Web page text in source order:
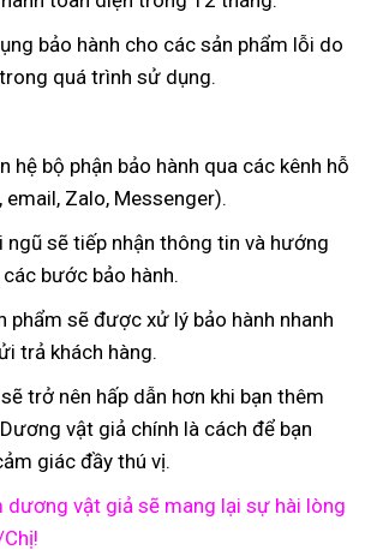
bảo hành cho các sản phẩm lỗi do
quá trình sử dụng.
hệ bộ phận bảo hành qua các kênh hỗ
Zalo, Messenger).
ngũ sẽ tiếp nhận thông tin và hướng
bước bảo hành.
phẩm sẽ được xử lý bảo hành nhanh
trả khách hàng.
trở nên hấp dẫn hơn khi bạn thêm
vật giả chính là cách để bạn
giác đầy thú vị.
dương vật giả sẽ mang lại sự hài lòng